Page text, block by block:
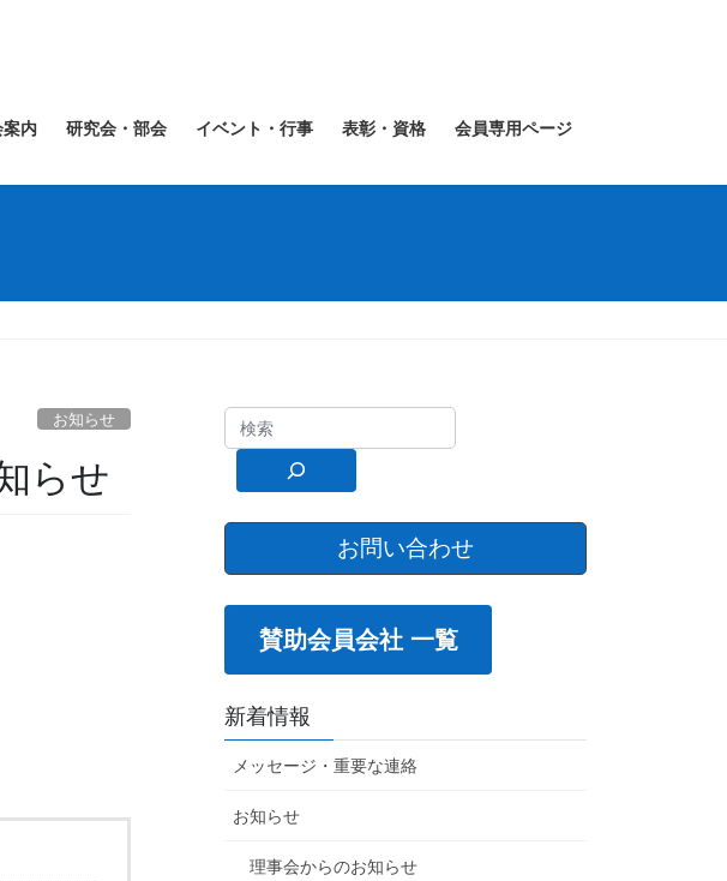
案内 研究会・部会 イベント・行事 表彰・資格 会員専用ページ
お知らせ
らせ
お問い合わせ
賛助会員会社 一覧
新着情報
メッセージ・重要な連絡
お知らせ
理事会からのお知らせ